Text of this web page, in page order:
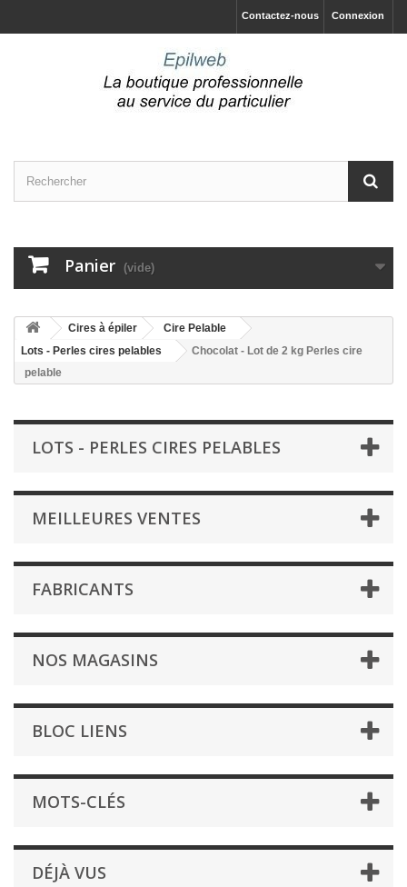
Connexion
Contactez-nous
Panier (vide)
Cires à épiler
Cire Pelable
Lots - Perles cires pelables
Chocolat - Lot de 2 kg Perles cire
pelable
LOTS - PERLES CIRES PELABLES
MEILLEURES VENTES
FABRICANTS
NOS MAGASINS
BLOC LIENS
MOTS-CLÉS
DÉJÀ VUS